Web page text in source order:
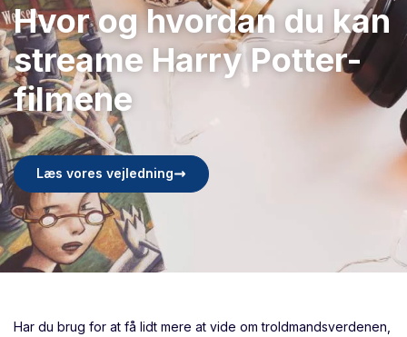
Hvor og hvordan du kan
streame Harry Potter-
filmene
Læs vores vejledning
Har du brug for at få lidt mere at vide om troldmandsverdenen,